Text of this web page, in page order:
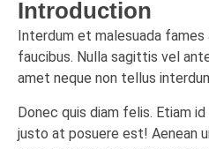
Introduction
Interdum et malesuada fames
faucibus. Nulla sagittis vel
amet neque non tellus
Donec quis diam felis. Etiam
justo at posuere est! Aenean